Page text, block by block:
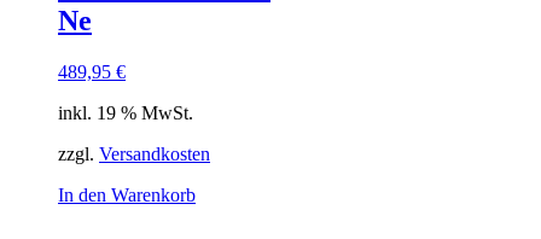
Ne
489,95 €
inkl. 19 % MwSt.
zzgl. Versandkosten
In den Warenkorb